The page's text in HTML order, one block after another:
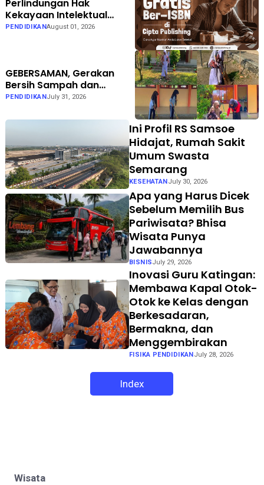
Perlindungan Hak
Kekayaan Intelektual
Dinilai Semakin Penting
PENDIDIKANAugust 01, 2026
GEBERSAMAN, Gerakan
Bersih Sampah dan
Penataan Taman di SMPN 1
PENDIDIKANJuly 31, 2026
Ini Profil RS Samsoe
Hidajat, Rumah Sakit
Umum Swasta
Semarang
KESEHATANJuly 30, 2026
Apa yang Harus Dicek
Sebelum Memilih Bus
Pariwisata? Bhisa
Wisata Punya
Jawabannya
BISNISJuly 29, 2026
Inovasi Guru Katingan:
Membawa Kapal Otok-
Otok ke Kelas dengan
Berkesadaran,
Bermakna, dan
Menggembirakan
FISIKA PENDIDIKAN July 28, 2026
Index
Wisata